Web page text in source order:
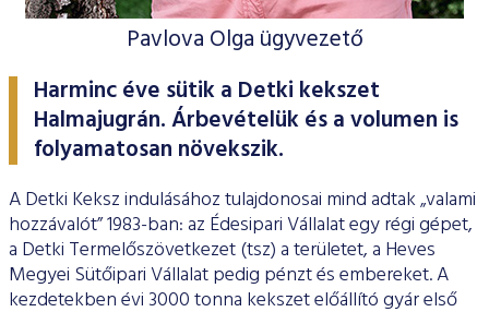
Pavlova Olga ügyvezető
Harminc éve sütik a Detki kekszet
Halmajugrán. Árbevételük és a volumen is
folyamatosan növekszik.
A Detki Keksz indulásához tulajdonosai mind adtak „valami
hozzávalót” 1983-ban: az Édesipari Vállalat egy régi gépet,
a Detki Termelőszövetkezet (tsz) a területet, a Heves
Megyei Sütőipari Vállalat pedig pénzt és embereket. A
kezdetekben évi 3000 tonna kekszet előállító gyár első